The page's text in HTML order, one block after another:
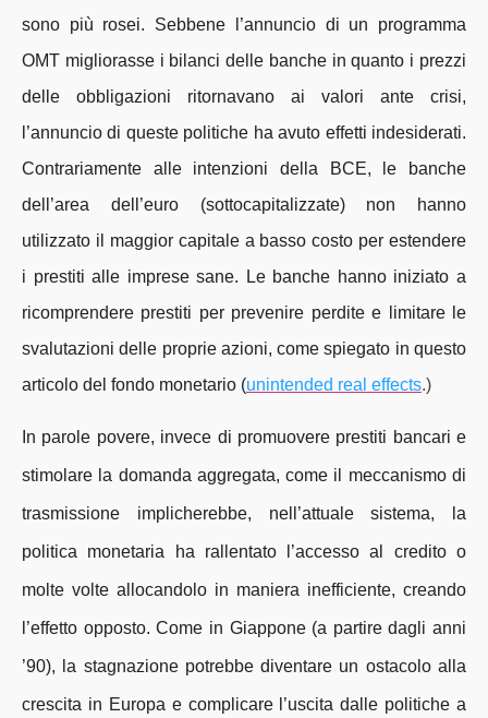
sono più rosei. Sebbene l’annuncio di un programma
OMT migliorasse i bilanci delle banche in quanto i prezzi
delle obbligazioni ritornavano ai valori ante crisi,
l’annuncio di queste politiche ha avuto effetti indesiderati.
Contrariamente alle intenzioni della BCE, le banche
dell’area dell’euro (sottocapitalizzate) non hanno
utilizzato il maggior capitale a basso costo per estendere
i prestiti alle imprese sane. Le banche hanno iniziato a
ricomprendere prestiti per prevenire perdite e limitare le
svalutazioni delle proprie azioni, come spiegato in questo
articolo del fondo monetario (unintended real effects.)
In parole povere, invece di promuovere prestiti bancari e
stimolare la domanda aggregata, come il meccanismo di
trasmissione implicherebbe, nell’attuale sistema, la
politica monetaria ha rallentato l’accesso al credito o
molte volte allocandolo in maniera inefficiente, creando
l’effetto opposto. Come in Giappone (a partire dagli anni
’90), la stagnazione potrebbe diventare un ostacolo alla
crescita in Europa e complicare l’uscita dalle politiche a